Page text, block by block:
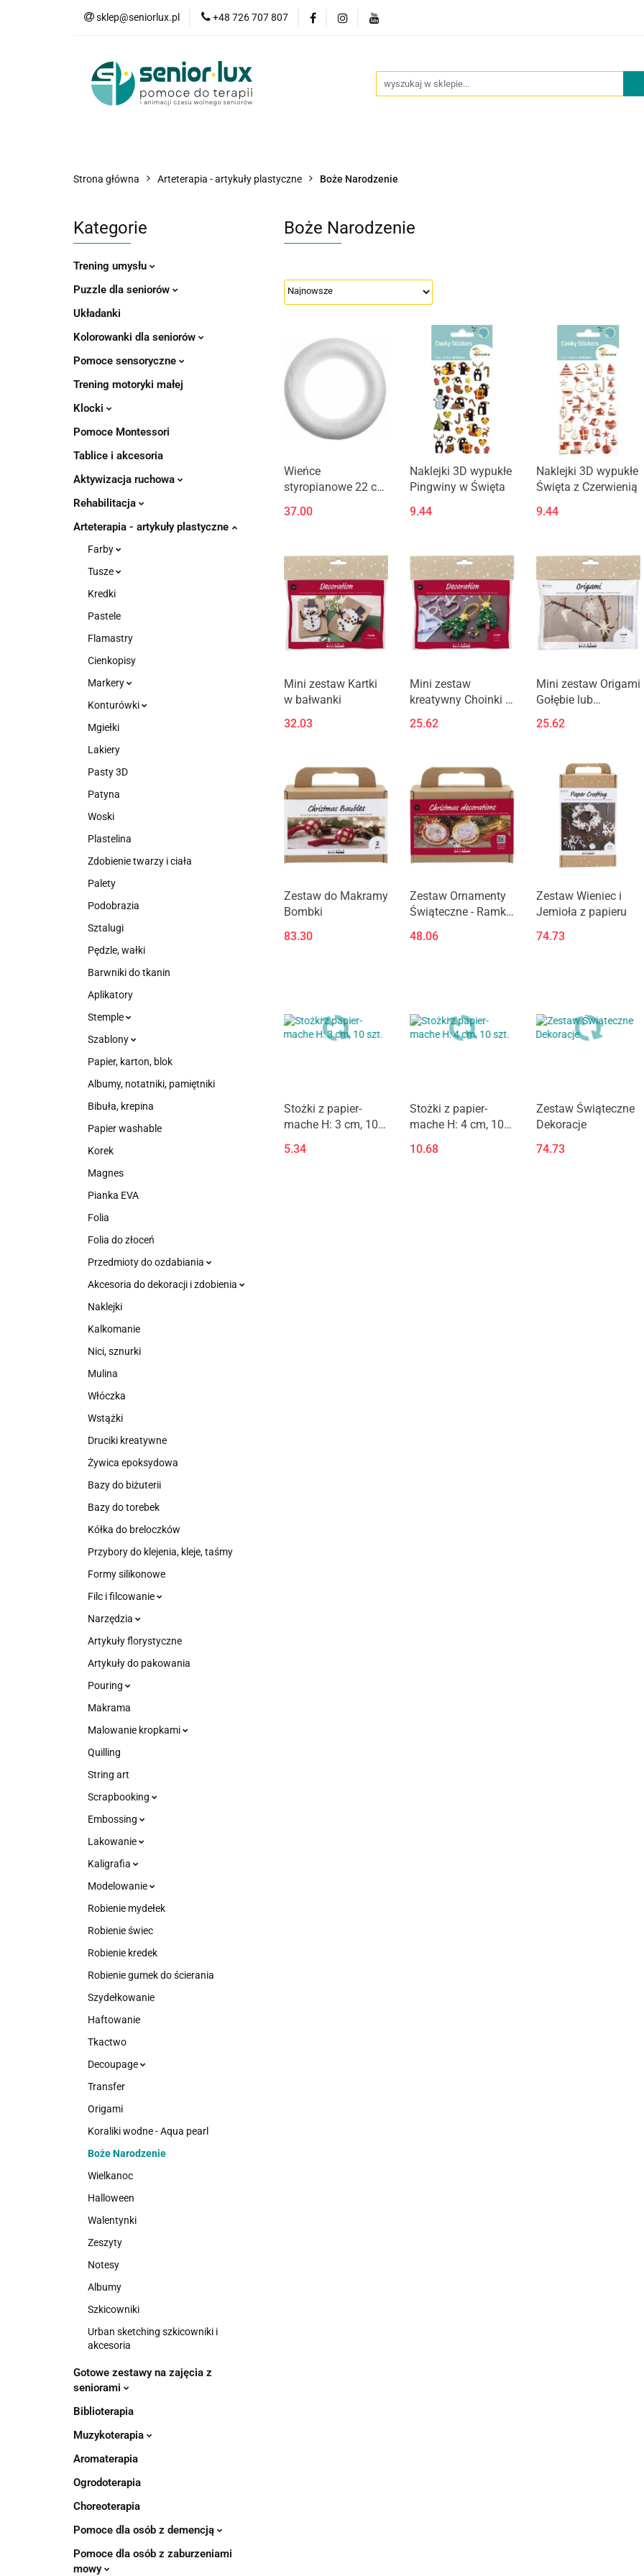
sklep@seniorlux.pl +48 726 707 807
Promocje Nowości
Strona główna Arteterapia - artykuły plastyczne Boże Narodzenie
Kategorie
Trening umysłu
Puzzle dla seniorów
Układanki
Kolorowanki dla seniorów
Pomoce sensoryczne
Trening motoryki małej
Klocki
Pomoce Montessori
Tablice i akcesoria
Aktywizacja ruchowa
Rehabilitacja
Arteterapia - artykuły plastyczne
Farby
Tusze
Kredki
Pastele
Flamastry
Cienkopisy
Markery
Konturówki
Mgiełki
Lakiery
Pasty 3D
Patyna
Woski
Plastelina
Zdobienie twarzy i ciała
Palety
Podobrazia
Sztalugi
Pędzle, wałki
Barwniki do tkanin
Aplikatory
Stemple
Szablony
Papier, karton, blok
Albumy, notatniki, pamiętniki
Bibuła, krepina
Papier washable
Korek
Magnes
Pianka EVA
Folia
Folia do złoceń
Przedmioty do ozdabiania
Akcesoria do dekoracji i zdobienia
Naklejki
Kalkomanie
Nici, sznurki
Mulina
Włóczka
Wstążki
Druciki kreatywne
Żywica epoksydowa
Bazy do biżuterii
Bazy do torebek
Kółka do breloczków
Przybory do klejenia, kleje, taśmy
Formy silikonowe
Filc i filcowanie
Narzędzia
Artykuły florystyczne
Artykuły do pakowania
Pouring
Makrama
Malowanie kropkami
Quilling
String art
Scrapbooking
Embossing
Lakowanie
Kaligrafia
Modelowanie
Robienie mydełek
Robienie świec
Robienie kredek
Robienie gumek do ścierania
Szydełkowanie
Haftowanie
Tkactwo
Decoupage
Transfer
Origami
Koraliki wodne - Aqua pearl
Boże Narodzenie
Wielkanoc
Halloween
Walentynki
Zeszyty
Notesy
Albumy
Szkicowniki
Urban sketching szkicowniki i
akcesoria
Gotowe zestawy na zajęcia z
seniorami
Biblioterapia
Muzykoterapia
Aromaterapia
Ogrodoterapia
Choreoterapia
Pomoce dla osób z demencją
Pomoce dla osób z zaburzeniami
mowy
Boże Narodzenie
Wieńce
styropianowe 22 cm
styropianowe
37.00
Naklejki 3D wypukłe
Pingwiny w Święta
9.44
Naklejki 3D wypukłe
Święta z Czerwienią
9.44
Mini zestaw Kartki
w bałwanki
32.03
Mini zestaw
kreatywny Choinki i
25.62
Mini zestaw Origami
Gołębie lub
25.62
Zestaw do Makramy
Bombki
83.30
Zestaw Ornamenty
Świąteczne - Ramki,
48.06
Zestaw Wieniec i
Jemioła z papieru
74.73
Stożki z papier-
mache H: 3 cm, 10
5.34
Stożki z papier-
mache H: 4 cm, 10
10.68
Zestaw Świąteczne
Dekoracje
74.73